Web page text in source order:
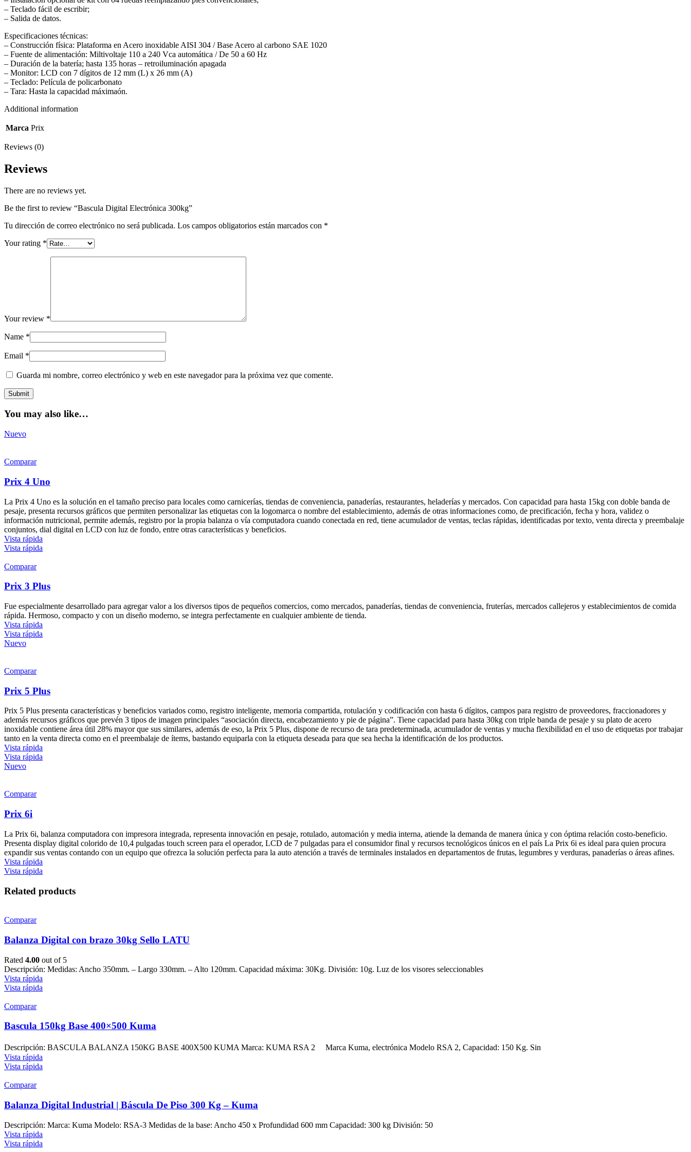
– Teclado fácil de escribir;
– Salida de datos.
Especificaciones técnicas:
– Construcción física: Plataforma en Acero inoxidable AISI 304 / Base Acero al carbono SAE 1020
– Fuente de alimentación: Miltivoltaje 110 a 240 Vca automática / De 50 a 60 Hz
– Duración de la batería; hasta 135 horas – retroiluminación apagada
– Monitor: LCD con 7 dígitos de 12 mm (L) x 26 mm (A)
– Teclado: Película de policarbonato
– Tara: Hasta la capacidad máximaón.
Additional information
Marca Prix
Reviews (0)
Reviews
There are no reviews yet.
Be the first to review “Bascula Digital Electrónica 300kg”
Tu dirección de correo electrónico no será publicada. Los campos obligatorios están marcados con *
Your rating *
Your review *
Name *
Email *
Guarda mi nombre, correo electrónico y web en este navegador para la próxima vez que comente.
You may also like…
Nuevo
Comparar
Prix 4 Uno
La Prix 4 Uno es la solución en el tamaño preciso para locales como carnicerías, tiendas de conveniencia, panaderías, restaurantes, heladerías y mercados. Con capacidad para hasta 15kg con doble banda de
pesaje, presenta recursos gráficos que permiten personalizar las etiquetas con la logomarca o nombre del establecimiento, además de otras informaciones como, de precificación, fecha y hora, validez o
información nutricional, permite además, registro por la propia balanza o vía computadora cuando conectada en red, tiene acumulador de ventas, teclas rápidas, identificadas por texto, venta directa y preembalaje
conjuntos, dial digital en LCD con luz de fondo, entre otras características y beneficios.
Vista rápida
Vista rápida
Comparar
Prix 3 Plus
Fue especialmente desarrollado para agregar valor a los diversos tipos de pequeños comercios, como mercados, panaderías, tiendas de conveniencia, fruterías, mercados callejeros y establecimientos de comida
rápida. Hermoso, compacto y con un diseño moderno, se integra perfectamente en cualquier ambiente de tienda.
Vista rápida
Vista rápida
Nuevo
Comparar
Prix 5 Plus
Prix 5 Plus presenta características y beneficios variados como, registro inteligente, memoria compartida, rotulación y codificación con hasta 6 dígitos, campos para registro de proveedores, fraccionadores y
además recursos gráficos que prevén 3 tipos de imagen principales “asociación directa, encabezamiento y pie de página”. Tiene capacidad para hasta 30kg con triple banda de pesaje y su plato de acero
inoxidable contiene área útil 28% mayor que sus similares, además de eso, la Prix 5 Plus, dispone de recurso de tara predeterminada, acumulador de ventas y mucha flexibilidad en el uso de etiquetas por trabajar
tanto en la venta directa como en el preembalaje de ítems, bastando equiparla con la etiqueta deseada para que sea hecha la identificación de los productos.
Vista rápida
Vista rápida
Nuevo
Comparar
Prix 6i
La Prix 6i, balanza computadora con impresora integrada, representa innovación en pesaje, rotulado, automación y media interna, atiende la demanda de manera única y con óptima relación costo-beneficio.
Presenta display digital colorido de 10,4 pulgadas touch screen para el operador, LCD de 7 pulgadas para el consumidor final y recursos tecnológicos únicos en el país La Prix 6i es ideal para quien procura
expandir sus ventas contando con un equipo que ofrezca la solución perfecta para la auto atención a través de terminales instalados en departamentos de frutas, legumbres y verduras, panaderías o áreas afines.
Vista rápida
Vista rápida
Related products
Comparar
Balanza Digital con brazo 30kg Sello LATU
Rated 4.00 out of 5
Descripción: Medidas: Ancho 350mm. – Largo 330mm. – Alto 120mm. Capacidad máxima: 30Kg. División: 10g. Luz de los visores seleccionables
Vista rápida
Vista rápida
Comparar
Bascula 150kg Base 400×500 Kuma
Descripción: BASCULA BALANZA 150KG BASE 400X500 KUMA Marca: KUMA RSA 2 Marca Kuma, electrónica Modelo RSA 2, Capacidad: 150 Kg. Sin
Vista rápida
Vista rápida
Comparar
Balanza Digital Industrial | Báscula De Piso 300 Kg – Kuma
Descripción: Marca: Kuma Modelo: RSA-3 Medidas de la base: Ancho 450 x Profundidad 600 mm Capacidad: 300 kg División: 50
Vista rápida
Vista rápida